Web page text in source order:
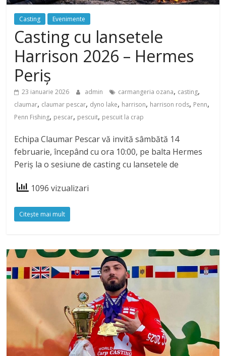
Casting Evenimente
Casting cu lansetele
Harrison 2026 – Hermes
Periș
23 ianuarie 2026 admin carmangeria ozana, casting,
claumar, claumar pescar, dyno lake, harrison, harrison rods, Penn,
Penn Fishing, pescar, pescuit, pescuit la crap
Echipa Claumar Pescar vă invită sâmbătă 14
februarie, începând cu ora 10:00, pe balta Hermes
Periș la o sesiune de casting cu lansetele de
1096 vizualizari
Citeşte mai mult